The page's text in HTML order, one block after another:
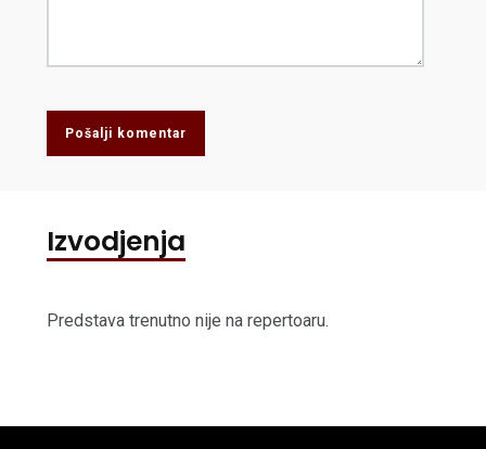
Pošalji komentar
Izvodjenja
Predstava trenutno nije na repertoaru.